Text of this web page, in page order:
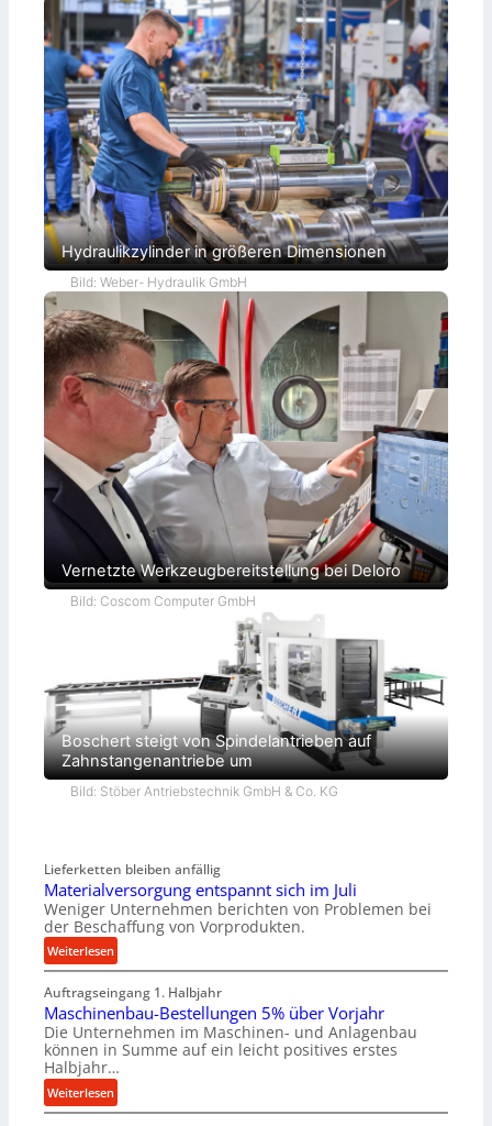
Hydraulikzylinder in größeren Dimensionen
Bild: Weber- Hydraulik GmbH
Vernetzte Werkzeugbereitstellung bei Deloro
Bild: Coscom Computer GmbH
Boschert steigt von Spindelantrieben auf
Zahnstangenantriebe um
Bild: Stöber Antriebstechnik GmbH & Co. KG
Lieferketten bleiben anfällig
Materialversorgung entspannt sich im Juli
Weniger Unternehmen berichten von Problemen bei
der Beschaffung von Vorprodukten.
Weiterlesen:
M
a
t
e
r
i
a
l
Auftragseingang 1. Halbjahr
Maschinenbau-Bestellungen 5% über Vorjahr
Die Unternehmen im Maschinen- und Anlagenbau
können in Summe auf ein leicht positives erstes
Halbjahr…
Weiterlesen:
M